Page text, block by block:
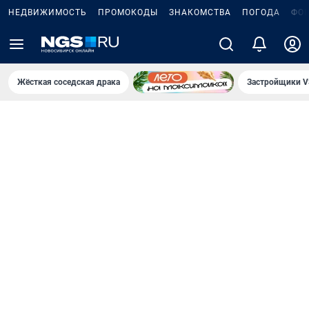
НЕДВИЖИМОСТЬ ПРОМОКОДЫ ЗНАКОМСТВА ПОГОДА
Жёсткая соседская драка Застройщики